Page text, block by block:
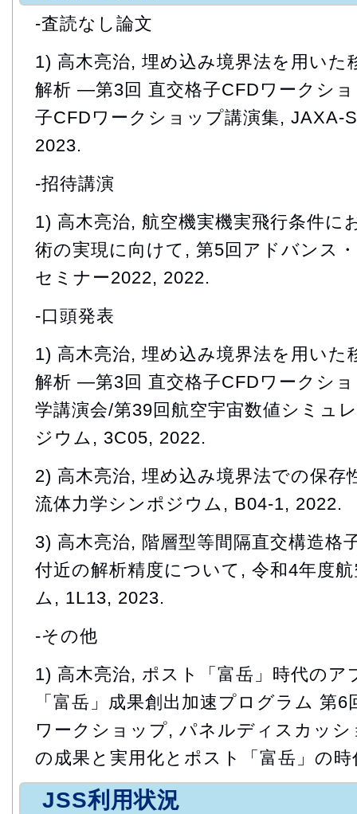
-査読なし論文
1) 高木亮治, 埋め込み境界法を用いた
解析 ―第3回 直交格子CFDワークシ
子CFDワークショップ講演集, JAXA-
2023.
-招待講演
1) 高木亮治, 航空機実機実飛行条件に
術の実現に向けて, 第5回アドバンス
セミナー2022, 2022.
-口頭発表
1) 高木亮治, 埋め込み境界法を用いた
解析 ―第3回 直交格子CFDワークシ
学講演会/第39回航空宇宙数値シミュ
ジウム, 3C05, 2022.
2) 高木亮治, 埋め込み境界法での保存
流体力学シンポジウム, B04-1, 2022.
3) 高木亮治, 階層型等間隔直交構造格
付近の解析精度について, 令和4年度
ム, 1L13, 2023.
-その他
1) 高木亮治, ポスト「富岳」時代のア
「富岳」成果創出加速プログラム 第
ワークショップ, パネルディスカッシ
の成果と実用化とポスト「富岳」の
JSS利用状況